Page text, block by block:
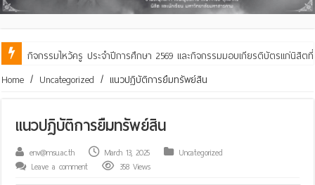
กิจกรรมไหว้ครู ประจำปีการศึกษา 2569 และกิจกรรมมอบเกียรติบัตรแก่นิสิ
คณะสิ่งแวดล้อมฯ มมส ร่วมสืบสานประเพณีฮีตเดือน ๘ ถวายเทียนพรรษา ๒
Home / Uncategorized / แนวปฏิบัติการยืมทรัพย์สิน
แนวปฏิบัติการยืมทรัพย์สิน
env@msu.ac.th March 13, 2025
Uncategorized
Leave a comment
358 Views